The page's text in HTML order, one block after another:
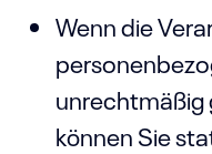
Wenn die
können Sie